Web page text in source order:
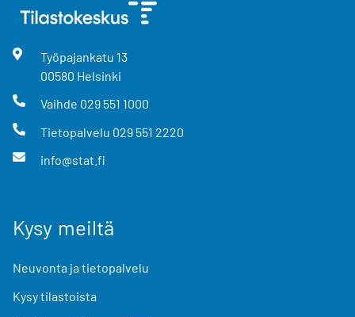
Työpajankatu 13
00580 Helsinki
Vaihde 029 551 1000
Tietopalvelu 029 551 2220
info@stat.fi
Kysy meiltä
Neuvonta ja tietopalvelu
Kysy tilastoista